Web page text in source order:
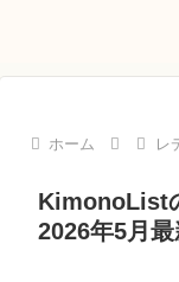
ホーム レ
KimonoList
2026年5月